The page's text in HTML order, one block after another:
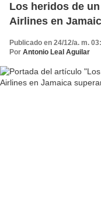
Los heridos de
Airlines en
Publicado en 24/12/a. m.
Por Antonio Leal Aguilar